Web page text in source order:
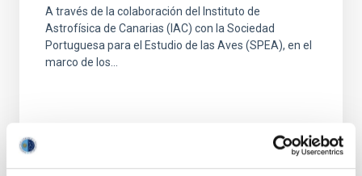
A través de la colaboración del Instituto de
Astrofísica de Canarias (IAC) con la Sociedad
Portuguesa para el Estudio de las Aves (SPEA), en el
marco de los...